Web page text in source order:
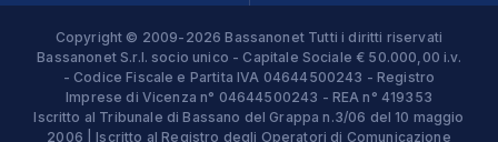
Copyright © 2009-2026 Bassanonet Tutti i diritti riservati
Bassanonet S.r.l. socio unico - Capitale Sociale € 50.000,00 i.v.
- Codice Fiscale e Partita IVA 04644500243 - Registro
Imprese di Vicenza n° 04644500243 - REA n° 419353
Iscritto al Tribunale di Bassano del Grappa n.3/06 del 10 maggio
2006 | Iscritto al Registro degli Operatori di Comunicazione